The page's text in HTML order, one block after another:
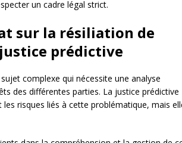
un cadre légal strict.
sur la résiliation de
prédictive
complexe qui nécessite une analyse
des différentes parties. La justice prédictive
risques liés à cette problématique, mais